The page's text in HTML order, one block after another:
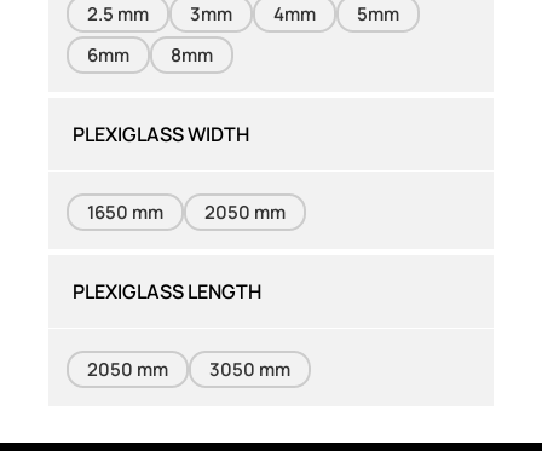
2.5 mm 3mm 4mm
5mm
6mm
8mm
PLEXIGLASS WIDTH
1650 mm 2050 mm
PLEXIGLASS LENGTH
2050 mm 3050 mm